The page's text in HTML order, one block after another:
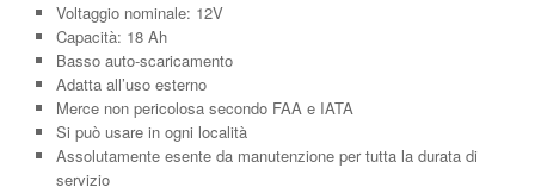
Voltaggio nominale: 12V
Capacità: 18 Ah
Basso auto-scaricamento
Adatta all’uso esterno
Merce non pericolosa secondo FAA e IATA
Si può usare in ogni località
Assolutamente esente da manutenzione per tutta la durata di
servizio